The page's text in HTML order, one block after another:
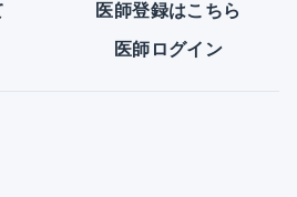
医師登録はこちら
医師ログイン